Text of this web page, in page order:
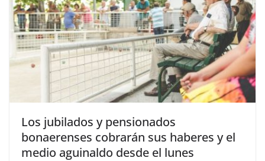
Los jubilados y pensionados
bonaerenses cobrarán sus haberes y el
medio aguinaldo desde el lunes